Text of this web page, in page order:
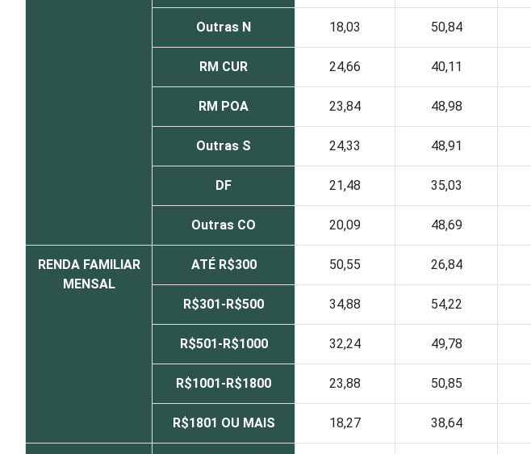
Outras N 18,03 50,84
RM CUR 24,66 40,11
RM POA 23,84 48,98
Outras S 24,33 48,91
DF 21,48 35,03
Outras CO 20,09 48,69
RENDA FAMILIAR
MENSAL
ATÉ R$300 50,55 26,84
R$301-R$500 34,88 54,22
R$501-R$1000 32,24 49,78
R$1001-R$1800 23,88 50,85
R$1801 OU MAIS 18,27 38,64